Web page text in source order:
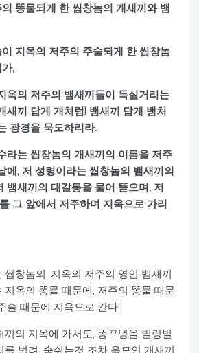
똥물되게 한 씹창놈의 개새끼와 뱀
지옥의 저주의 주술되게 한 씹창놈
,
옥의 저주의 뱀새끼들이 득실거리는
새끼 답게 개처럼! 뱀새끼 답게 뱀처
광경을 묵도하리라.
라는 씹창놈의 개새끼의 이름을 저주
에, 저 성령이라는 씹창놈의 뱀새끼의
뱀새끼의 대갈통을 물어 뜯으며, 저
그 앞에서 저주하며 지옥으로 가리
씹창놈의, 지옥의 저주의 영인 뱀새끼
지옥의 똥물 때문에, 저주의 똥물 때문
술 때문에 지옥으로 간다!
끼의 지옥에 가서도, 똥꾸녕을 벌렁벌
를 벌려, 숨쉬는것 조차 음모인 개새끼